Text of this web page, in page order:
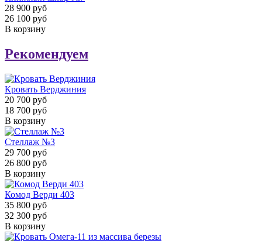
28 900 руб
26 100 руб
В корзину
Рекомендуем
Кровать Верджиния
20 700 руб
18 700 руб
В корзину
Стеллаж №3
29 700 руб
26 800 руб
В корзину
Комод Верди 403
35 800 руб
32 300 руб
В корзину